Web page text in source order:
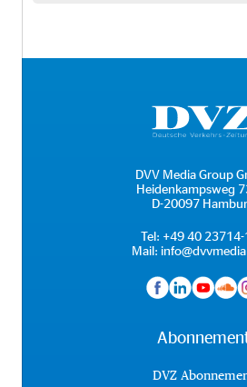
DVV Media Group
Heidenkampsweg
D-20097
Tel: +49 40
Mail:
DVZ